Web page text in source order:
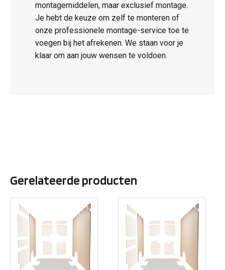
montagemiddelen, maar exclusief montage.
Je hebt de keuze om zelf te monteren of
onze professionele montage-service toe te
voegen bij het afrekenen. We staan voor je
klaar om aan jouw wensen te voldoen.
Gerelateerde producten
product
meerdere
variaties.
Deze
product
meerdere
variaties.
Deze